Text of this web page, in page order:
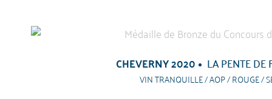
CHEVERNY 2020 LA PENTE DE
VIN TRANQUILLE / AOP / ROUGE /